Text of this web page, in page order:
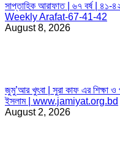
সাপ্তাহিক আরাফাত | ৬৭ বর্ষ | ৪১-
Weekly Arafat-67-41-42
August 8, 2026
জুমু’আর খুৎবা | সুরা কাফ এর শিক্ষা ও
ইসলাম | www.jamiyat.org.bd
August 2, 2026